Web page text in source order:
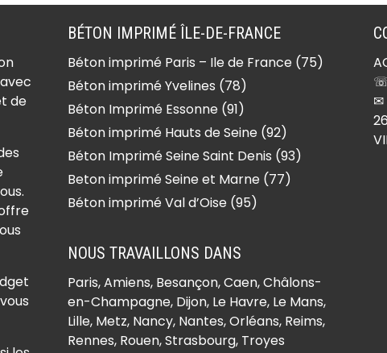
de
BÉTON IMPRIMÉ ÎLE-DE-FRANCE
Béton imprimé Paris – Ile de France (75)
Béton imprimé Yvelines (78)
Béton Imprimé Essonne (91)
Béton imprimé Hauts de Seine (92)
Béton Imprimé Seine Saint Denis (93)
Beton imprimé Seine et Marne (77)
Béton imprimé Val d’Oise (95)
NOUS TRAVAILLONS DANS
Paris,Amiens, Besançon, Caen, Châlons-
en-Champagne, Dijon, Le Havre, Le Mans,
Lille, Metz, Nancy, Nantes, Orléans, Reims,
Rennes, Rouen, Strasbourg, Troyes
☏
✉